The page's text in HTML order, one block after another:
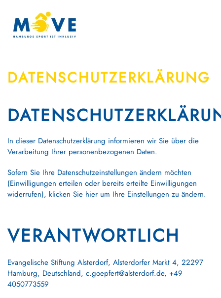
Zum Hauptinhalt springen
DATENSCHUTZERKLÄRUNG
In dieser Datenschutzerklärung informieren wir Sie über die
Verarbeitung Ihrer personenbezogenen Daten.
Sofern Sie Ihre Datenschutzeinstellungen ändern möchten
(Einwilligungen erteilen oder bereits erteilte Einwilligungen
widerrufen), klicken Sie hier um Ihre Einstellungen zu ändern.
VERANTWORTLICH
Evangelische Stiftung Alsterdorf, Alsterdorfer Markt 4, 22297
Hamburg, Deutschland, c.goepfert@alsterdorf.de, +49
4050773559